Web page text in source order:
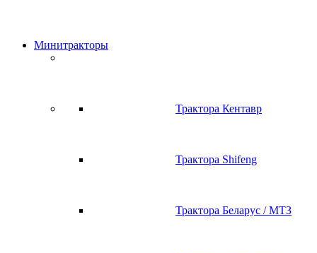
Минитракторы
Трактора Кентавр
Трактора Shifeng
Трактора Беларус / МТЗ